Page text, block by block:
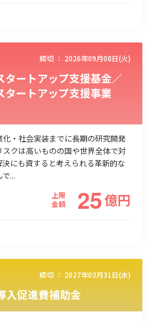
締切 ： 2026年09月08日(火)
タートアップ支援基金／
タートアップ支援事業
・社会実装までに長期の研究開発
スクは高いものの国や世界全体で対
にも資すると考えられる革新的な
...
上限
金額
25億円
締切 ： 2027年03月31日(水)
入促進費補助金